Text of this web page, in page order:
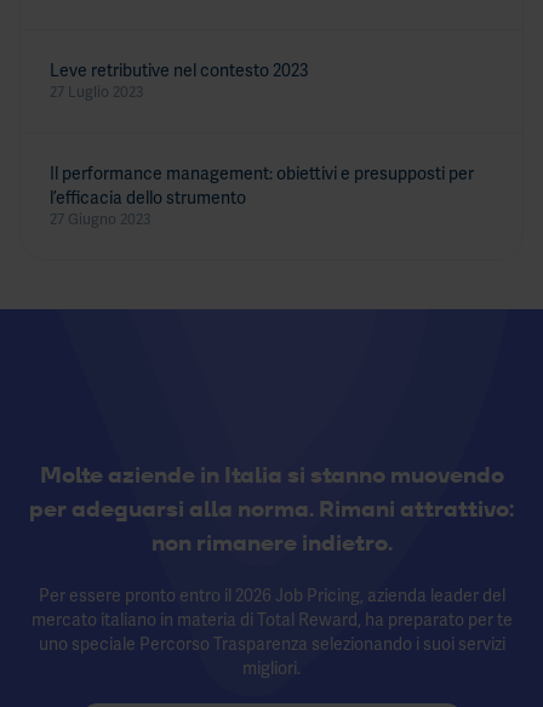
Leve retributive nel contesto 2023
27 Luglio 2023
Il performance management: obiettivi e presupposti per
l’efficacia dello strumento
27 Giugno 2023
Molte aziende in Italia si stanno muovendo
per adeguarsi alla norma. Rimani attrattivo:
non rimanere indietro.
Per essere pronto entro il 2026 Job Pricing, azienda leader del
mercato italiano in materia di Total Reward, ha preparato per te
uno speciale Percorso Trasparenza selezionando i suoi servizi
migliori.